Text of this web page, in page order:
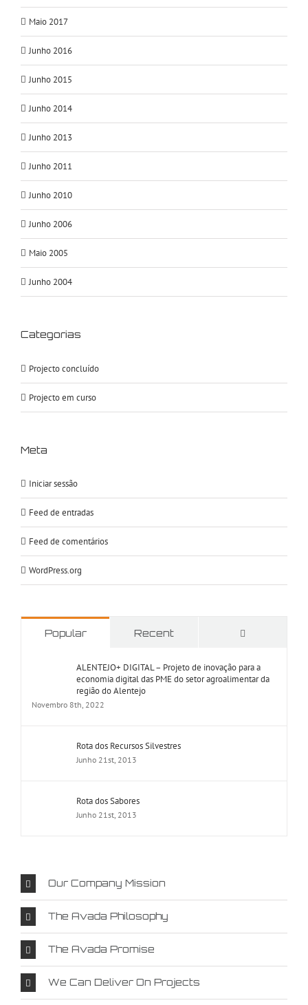
Maio 2017
Junho 2016
Junho 2015
Junho 2014
Junho 2013
Junho 2011
Junho 2010
Junho 2006
Maio 2005
Junho 2004
Categorias
Projecto concluído
Projecto em curso
Meta
Iniciar sessão
Feed de entradas
Feed de comentários
WordPress.org
Popular Recent
ALENTEJO+ DIGITAL – Projeto de inovação para a
economia digital das PME do setor agroalimentar da
região do Alentejo
Novembro 8th, 2022
Rota dos Recursos Silvestres
Junho 21st, 2013
Rota dos Sabores
Junho 21st, 2013
Our Company Mission
The Avada Philosophy
The Avada Promise
We Can Deliver On Projects